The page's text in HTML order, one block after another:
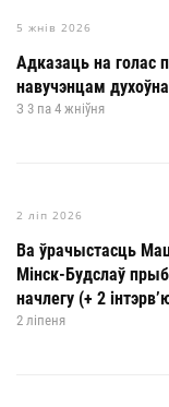
5 жнів 2026
Адказаць на голас
навучэнцам
З 3 па 4 жніўня
2 ліп 2026
Ва ўрачыстасць
Мінск-Будслаў
начлегу (+ 2
2 ліпеня